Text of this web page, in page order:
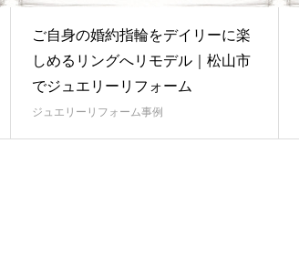
ご自身の婚約指輪をデイリーに楽
しめるリングへリモデル｜松山市
でジュエリーリフォーム
ジュエリーリフォーム事例